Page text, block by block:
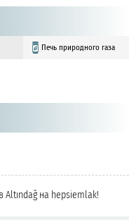
Печь природного газа
Altındağ на hepsiemlak!